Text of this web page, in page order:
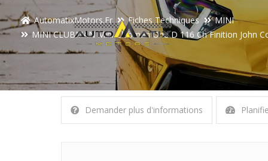
AutomatixMotors.fr Fiches Techniques
MINI
MINI CLUBMAN Mini Clubman One D 116 Ch Finition John
Demander plus d'informations